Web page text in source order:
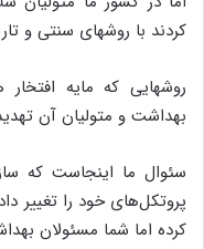
کردند با روشهای سنتی و
روشهایی که مایه
بهداشت و متولیان آن
سئوال ما اینجاست که
پروتکل‌های خود را تغییر
کرده اما شما مسئولان